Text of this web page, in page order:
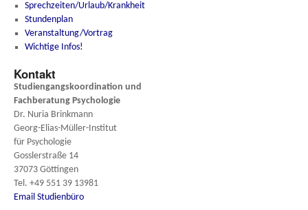
Sprechzeiten/Urlaub/Krankheit
Stundenplan
Veranstaltung/Vortrag
Wichtige Infos!
Kontakt
Studiengangskoordination und
Fachberatung Psychologie
Dr. Nuria Brinkmann
Georg-Elias-Müller-Institut
für Psychologie
Gosslerstraße 14
37073 Göttingen
Tel. +49 551 39 13981
Email Studienbüro